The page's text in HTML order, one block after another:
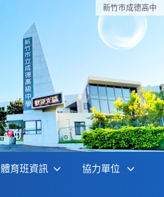
新竹巿成德高中
體育班資訊 協力單位